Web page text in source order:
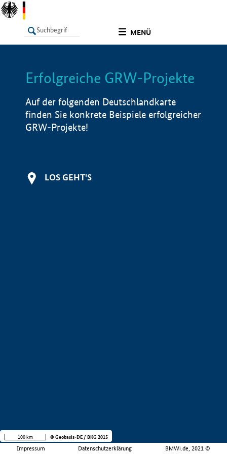
MENÜ
LISTE Info
Erfolgreiche GRW-Projekte
Auf der folgenden Deutschlandkarte
finden Sie konkrete Beispiele erfolgreicher
GRW-Projekte!
LOS GEHT'S
Impressum Datenschutzerklärung BMWi.de, 2021 ©
100 km © Geobasis-DE / BKG 2015